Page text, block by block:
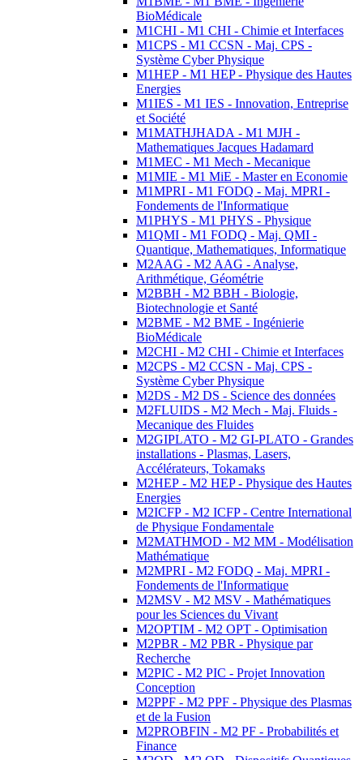
BioMédicale
M1CHI - M1 CHI - Chimie et Interfaces
M1CPS - M1 CCSN - Maj. CPS -
Système Cyber Physique
M1HEP - M1 HEP - Physique des Hautes
Energies
M1IES - M1 IES - Innovation, Entreprise
et Société
M1MATHJHADA - M1 MJH -
Mathematiques Jacques Hadamard
M1MEC - M1 Mech - Mecanique
M1MIE - M1 MiE - Master en Economie
M1MPRI - M1 FODQ - Maj. MPRI -
Fondements de l'Informatique
M1PHYS - M1 PHYS - Physique
M1QMI - M1 FODQ - Maj. QMI -
Quantique, Mathematiques, Informatique
M2AAG - M2 AAG - Analyse,
Arithmétique, Géométrie
M2BBH - M2 BBH - Biologie,
Biotechnologie et Santé
M2BME - M2 BME - Ingénierie
BioMédicale
M2CHI - M2 CHI - Chimie et Interfaces
M2CPS - M2 CCSN - Maj. CPS -
Système Cyber Physique
M2DS - M2 DS - Science des données
M2FLUIDS - M2 Mech - Maj. Fluids -
Mecanique des Fluides
M2GIPLATO - M2 GI-PLATO - Grandes
installations - Plasmas, Lasers,
Accélérateurs, Tokamaks
M2HEP - M2 HEP - Physique des Hautes
Energies
M2ICFP - M2 ICFP - Centre International
de Physique Fondamentale
M2MATHMOD - M2 MM - Modélisation
Mathématique
M2MPRI - M2 FODQ - Maj. MPRI -
Fondements de l'Informatique
M2MSV - M2 MSV - Mathématiques
pour les Sciences du Vivant
M2OPTIM - M2 OPT - Optimisation
M2PBR - M2 PBR - Physique par
Recherche
M2PIC - M2 PIC - Projet Innovation
Conception
M2PPF - M2 PPF - Physique des Plasmas
et de la Fusion
M2PROBFIN - M2 PF - Probabilités et
Finance